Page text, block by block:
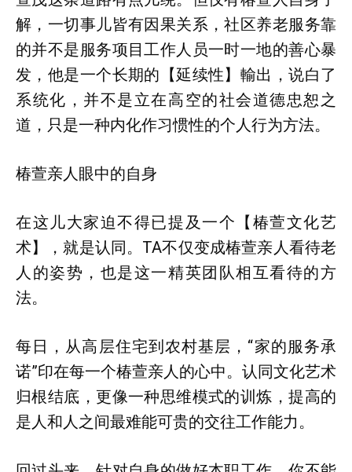
解，一切事儿皆有因果关系，社区养老服务靠
的并不是服务项目工作人员一时一地的善心暴
发，他是一个长期的【延续性】輸出，说白了
系统化，并不是立在高空的社会道德忠恕之
道，只是一种内化作习惯性的个人行为方法。
椿萱亲人眼中的自身
在这儿大家迫不得已提及一个【椿萱文化艺
术】，就是认同。TA不仅变成椿萱亲人看待老
人的姿势，也是这一精英团队相互看待的方
法。
每日，从高层住宅到农村基层，“家的服务承
诺”印在每一个椿萱亲人的心中。认同文化艺术
归根结底，更像一种思维模式的训炼，提高的
是人和人之间最难能可贵的交往工作能力。